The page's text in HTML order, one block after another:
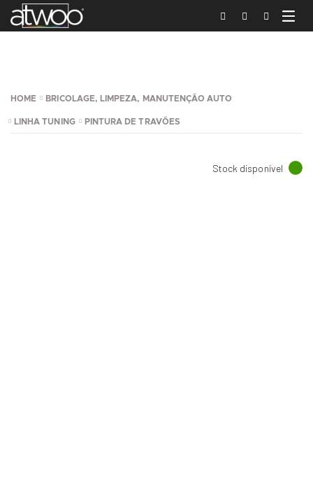
HOME BRICOLAGE, LIMPEZA, MANUTENÇÃO AUTO
LINHA TUNING PINTURA DE TRAVÕES
Stock disponível